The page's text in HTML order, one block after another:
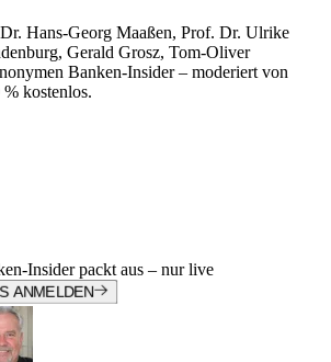
Hans-Georg Maaßen, Prof. Dr. Ulrike
Gerald Grosz, Tom-Oliver
Banken-Insider– moderiert von
% kostenlos.
Insider packt aus – nur live
ANMELDEN